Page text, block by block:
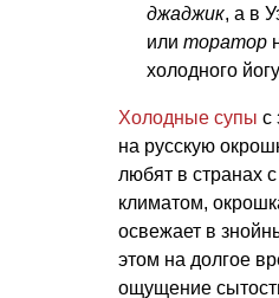
джаджик, а в
или торатор
холодного
Холодные супы с
на русскую
любят в странах
климатом,
освежает в
этом на долгое
ощущение